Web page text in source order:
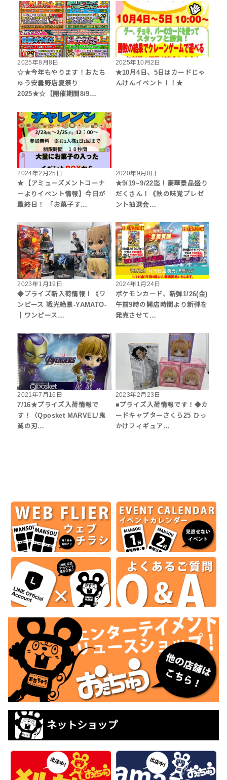
2025年8月8日
☆★今年もやります！おたち
ゅう安曇野店夏祭り
2025★☆【開催期間8/9…
2025年10月2日
★10月4日、5日はカードじゃ
んけんイベント！！★
2024年2月25日
★【アミューズメントコーナ
ーよりイベント情報】今日が
最終日！ 「お菓子す…
2020年9月8日
★9/19~9/22迄！豪華景品盛り
だくさん！《秋の味覚プレゼ
ント抽選会…
2023年1月19日
◆プライズ新入荷情報！《ワ
ンピース 戦光絶景-YAMATO-
｜ワンピース…
2024年1月24日
ポケモンカード、新弾1/26(金)
午前9時の開店時間より新弾を
発売させて…
2021年7月16日
7/16★プライズ入荷情報で
す！〈Qposket MARVEL/鬼
滅の刃…
2023年2月23日
■プライズ入荷情報です！◆カ
ードキャプターさくら25 ひっ
かけフィギュア…
ネットショップ